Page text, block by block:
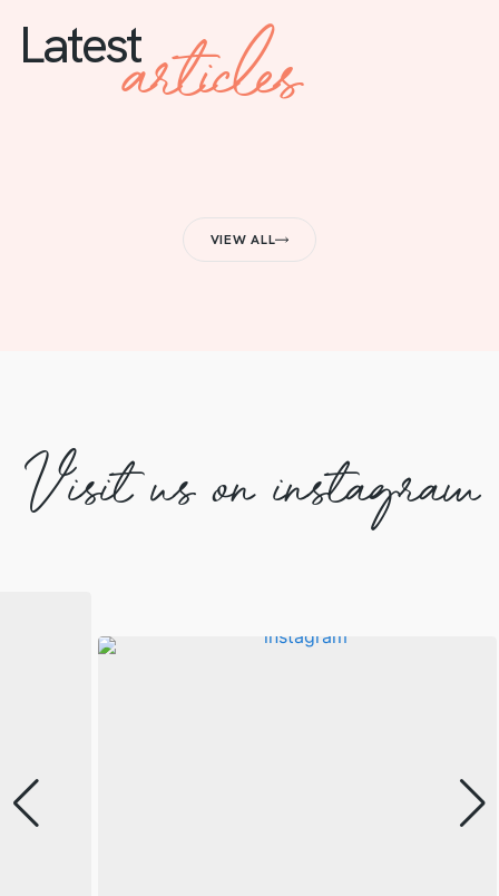
Latestarticles
VIEW ALL
Visit us on instagram